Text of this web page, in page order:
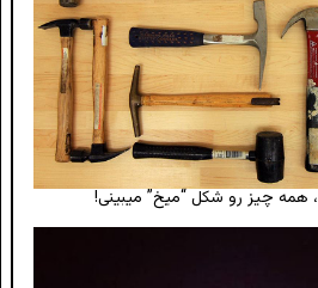
همه چیز رو شکل “میخ” میبینی!